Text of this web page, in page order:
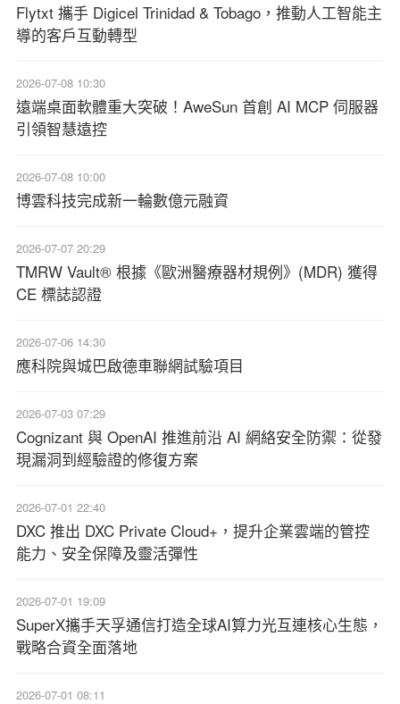
Flytxt 攜手 Digicel Trinidad & Tobago，推動人工智能主
導的客戶互動轉型
2026-07-08 10:30
遠端桌面軟體重大突破！AweSun 首創 AI MCP 伺服器
引領智慧遠控
2026-07-08 10:00
博雲科技完成新一輪數億元融資
2026-07-07 20:29
TMRW Vault® 根據《歐洲醫療器材規例》(MDR) 獲得
CE 標誌認證
2026-07-06 14:30
應科院與城巴啟德車聯網試驗項目
2026-07-03 07:29
Cognizant 與 OpenAI 推進前沿 AI 網絡安全防禦：從發
現漏洞到經驗證的修復方案
2026-07-01 22:40
DXC 推出 DXC Private Cloud+，提升企業雲端的管控
能力、安全保障及靈活彈性
2026-07-01 19:09
SuperX攜手天孚通信打造全球AI算力光互連核心生態，
戰略合資全面落地
2026-07-01 08:11